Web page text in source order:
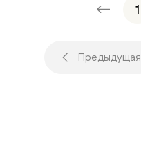
1
Предыдущая